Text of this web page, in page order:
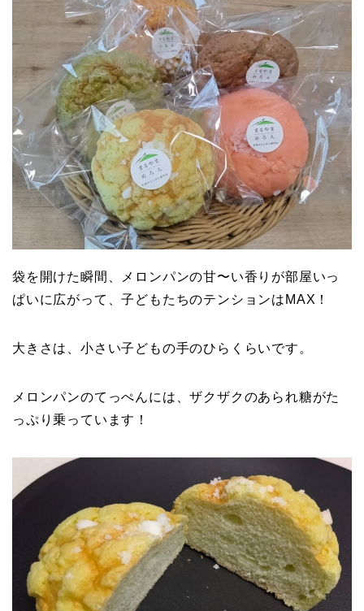
袋を開けた瞬間、メロンパンの甘〜い香りが部屋いっ
ぱいに広がって、子どもたちのテンションはMAX！
大きさは、小さい子どもの手のひらくらいです。
メロンパンのてっぺんには、ザクザクのあられ糖がた
っぷり乗っています！